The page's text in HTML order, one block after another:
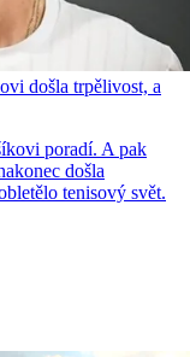
došla trpělivost, a
poradí. A pak
došla
tenisový svět.